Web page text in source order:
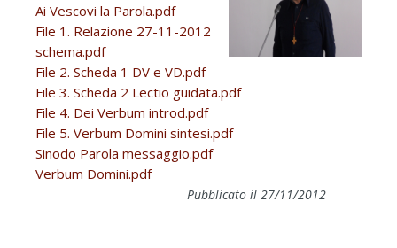
Ai Vescovi la Parola.pdf
File 1. Relazione 27-11-2012
schema.pdf
File 2. Scheda 1 DV e VD.pdf
File 3. Scheda 2 Lectio guidata.pdf
File 4. Dei Verbum introd.pdf
File 5. Verbum Domini sintesi.pdf
Sinodo Parola messaggio.pdf
Verbum Domini.pdf
Pubblicato il 27/11/2012